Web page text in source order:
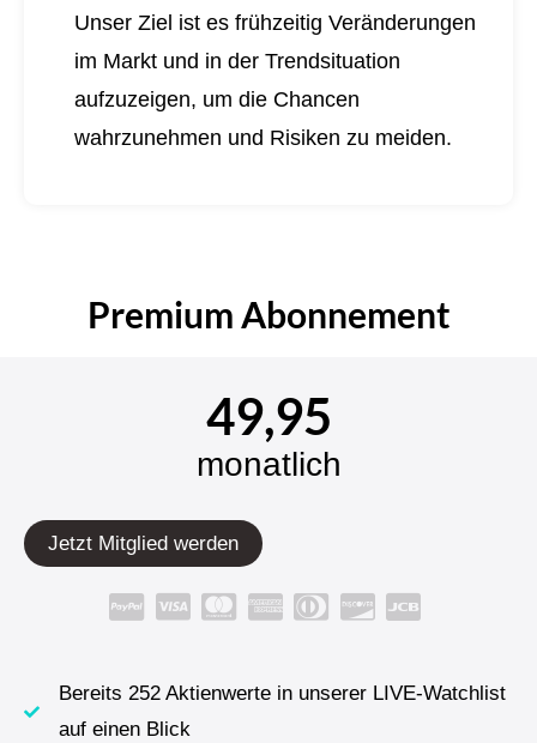
Unser Ziel ist es frühzeitig Veränderungen
im Markt und in der Trendsituation
aufzuzeigen, um die Chancen
wahrzunehmen und Risiken zu meiden.
Premium Abonnement
49,95
monatlich
Jetzt Mitglied werden
Bereits 252 Aktienwerte in unserer LIVE-Watchlist
auf einen Blick